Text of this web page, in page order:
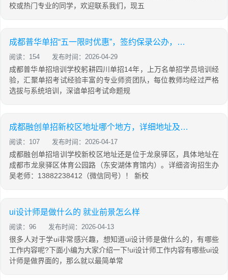
校或热门专业的同学，欢迎联系我们，现五
成都普华单招“五一限时优惠”，签约保录公办，没过退费！
阅读：154 发布时间：2026-04-29
成都普华单招培训学校躬耕四川单招14年，上万名单招学员培训经
验，汇聚单招考试经验丰富的专业师资团队，每位教师均经过严格
选拔与系统培训，深谙单招考试命题规
成都融创单招新校区地址哪个地方，详细地址及招生办联系电话多少？
阅读：107 发布时间：2026-04-17
成都融创单招培训学校新校区地址还是位于龙泉驿区，具体地址在
成都市龙泉驿区体育公园路（东安湖体育馆内）。详细咨询招生办
吴老师：13882238412（微信同号）！ 新校
ui设计师是做什么的 就业前景怎么样
阅读：96 发布时间：2026-04-13
很多人对于学ui非常感兴趣，想知道ui设计师是做什么的，有哪些
工作内容呢?下面小编为大家介绍一下!ui设计师工作内容有哪些ui设
计师是做界面的，那么就以最简单常